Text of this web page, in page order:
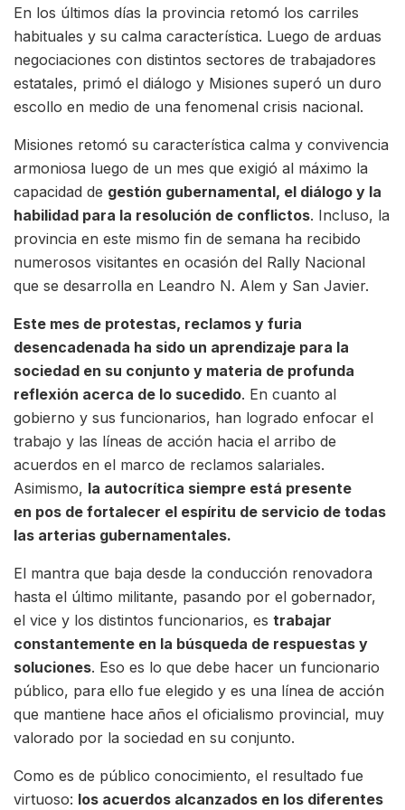
En los últimos días la provincia retomó los carriles
habituales y su calma característica. Luego de arduas
negociaciones con distintos sectores de trabajadores
estatales, primó el diálogo y Misiones superó un duro
escollo en medio de una fenomenal crisis nacional.
Misiones retomó su característica calma y convivencia
armoniosa luego de un mes que exigió al máximo la
capacidad de gestión gubernamental, el diálogo y la
habilidad para la resolución de conflictos. Incluso, la
provincia en este mismo fin de semana ha recibido
numerosos visitantes en ocasión del Rally Nacional
que se desarrolla en Leandro N. Alem y San Javier.
Este mes de protestas, reclamos y furia
desencadenada ha sido un aprendizaje para la
sociedad en su conjunto y materia de profunda
reflexión acerca de lo sucedido. En cuanto al
gobierno y sus funcionarios, han logrado enfocar el
trabajo y las líneas de acción hacia el arribo de
acuerdos en el marco de reclamos salariales.
Asimismo, la autocrítica siempre está presente
en pos de fortalecer el espíritu de servicio de todas
las arterias gubernamentales.
El mantra que baja desde la conducción renovadora
hasta el último militante, pasando por el gobernador,
el vice y los distintos funcionarios, es trabajar
constantemente en la búsqueda de respuestas y
soluciones. Eso es lo que debe hacer un funcionario
público, para ello fue elegido y es una línea de acción
que mantiene hace años el oficialismo provincial, muy
valorado por la sociedad en su conjunto.
Como es de público conocimiento, el resultado fue
virtuoso: los acuerdos alcanzados en los diferentes